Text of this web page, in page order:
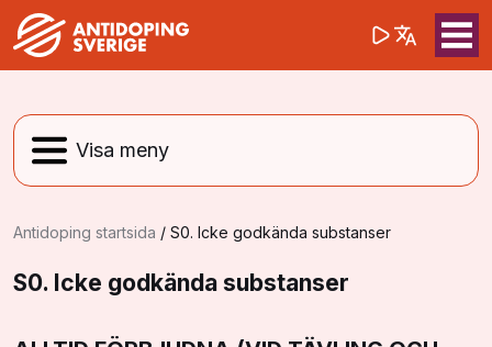
Sök på(opens in a
Antidoping startsida / S0. Icke godkända substanser
S0. Icke godkända substanser